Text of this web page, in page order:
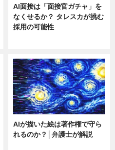
AI面接は「面接官ガチャ」を
なくせるか？ タレスカが挑む
採用の可能性
AIが描いた絵は著作権で守ら
れるのか？│弁護士が解説